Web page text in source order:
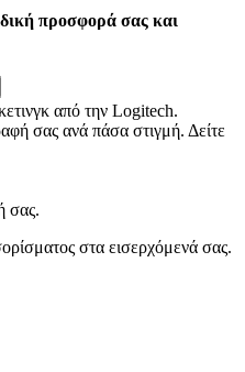
προσφορά σας και
από την Logitech.
σας ανά πάσα στιγμή. Δείτε
σας.
στα εισερχόμενά σας.